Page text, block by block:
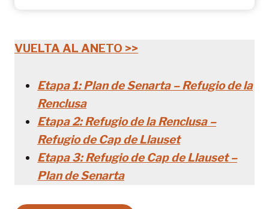
VUELTA AL ANETO >>
Etapa 1: Plan de Senarta – Refugio de la
Renclusa
Etapa 2: Refugio de la Renclusa –
Refugio de Cap de Llauset
Etapa 3: Refugio de Cap de Llauset –
Plan de Senarta